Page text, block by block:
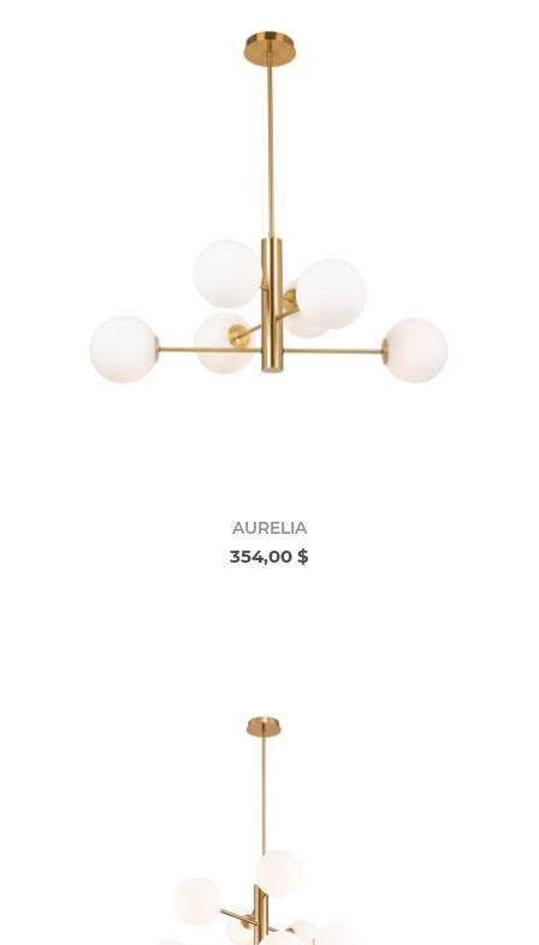
AURELIA
354,00 $